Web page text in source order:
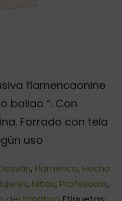
flamencaonine
bailao “. Con
Forrado con tela
uso
, Flamenco, Hecho
, Niñas, Profesoras,